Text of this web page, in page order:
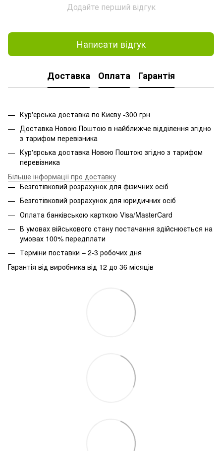
Додайте перший відгук
Написати відгук
Доставка Оплата Гарантія
Кур'єрська доставка по Києву -300 грн
Доставка Новою Поштою в найближче відділення згідно
з тарифом перевізника
Кур'єрська доставка Новою Поштою згідно з тарифом
перевізника
Більше інформації про доставку
Безготівковий розрахунок для фізичних осіб
Безготівковий розрахунок для юридичних осіб
Оплата банківською карткою Visa/MasterCard
В умовах військового стану постачання здійснюється на
умовах 100% передплати
Терміни поставки – 2-3 робочих дня
Гарантія від виробника від 12 до 36 місяців